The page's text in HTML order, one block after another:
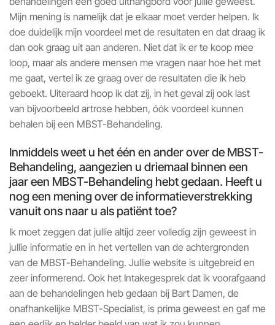
Mijn mening is namelijk dat je elkaar moet verder helpen. Ik
doe duidelijk mijn voordeel met de resultaten en dat draag ik
dan ook graag uit aan anderen. Niet dat ik er te koop mee
loop, maar als andere mensen me vragen naar hoe het met
me gaat, vertel ik ze graag over de resultaten die ik heb
geboekt. Uiteraard hoop ik dat zij, in het geval zij ook last
van bijvoorbeeld artrose hebben, óók voordeel kunnen
behalen bij een MBST-Behandeling.
Inmiddels weet u het één en ander over de MBST-
Behandeling, aangezien u driemaal binnen een
jaar een MBST-Behandeling hebt gedaan. Heeft u
nog een mening over de informatieverstrekking
vanuit ons naar u als patiënt toe?
Ik moet zeggen dat jullie altijd zeer volledig zijn geweest in
jullie informatie en in het vertellen van de achtergronden
van de MBST-Behandeling. Jullie website is uitgebreid en
zeer informerend. Ook het Intakegesprek dat ik voorafgaand
aan de behandelingen heb gedaan bij Bart Damen, de
onafhankelijke MBST-Specialist, is prima geweest en gaf me